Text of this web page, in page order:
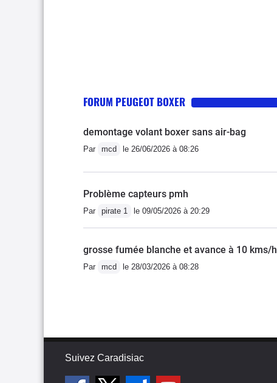
FORUM PEUGEOT BOXER
demontage volant boxer sans air-bag
Par mcd le 26/06/2026 à 08:26
Problème capteurs pmh
Par pirate 1 le 09/05/2026 à 20:29
grosse fumée blanche et avance à 10 kms/h
Par mcd le 28/03/2026 à 08:28
Suivez Caradisiac